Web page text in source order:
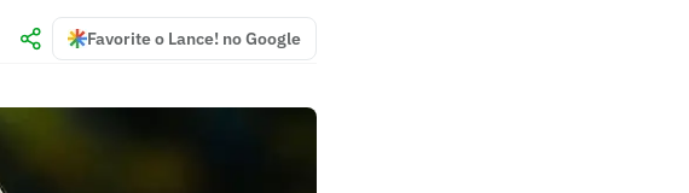
Favorite o Lance! no Google